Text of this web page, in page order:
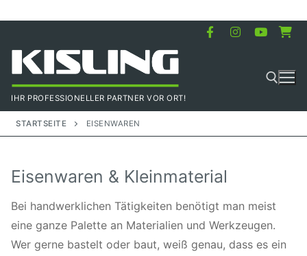
Inhalt
springen
IHR PROFESSIONELLER PARTNER VOR ORT!
Suchen nach:
STARTSEITE EISENWAREN
Eisenwaren & Kleinmaterial
Bei handwerklichen Tätigkeiten benötigt man meist
eine ganze Palette an Materialien und Werkzeugen.
Wer gerne bastelt oder baut, weiß genau, dass es ein